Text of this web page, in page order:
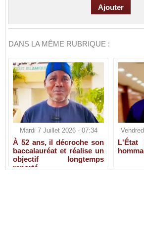
DANS LA MÊME RUBRIQUE :
Mardi 7 Juillet 2026 - 07:34
À 52 ans, il décroche son
baccalauréat et réalise un
objectif longtemps
reporté
L'État